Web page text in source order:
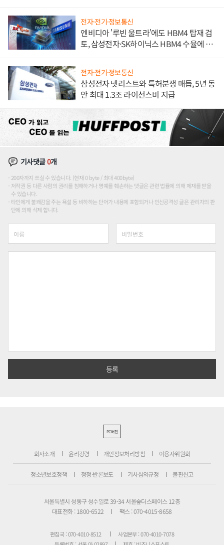
전자·전기·정보통신
엔비디아 '루빈 울트라'에도 HBM4 탑재 검
토, 삼성전자·SK하이닉스 HBM4 수율에 주
전자·전기·정보통신
삼성전자 넷리스트와 특허분쟁 매듭, 5년 동
안 최대 1.3조 라이선스비 지급
기사댓글0개
200자까지 쓰실 수 있습니다. (현재 0 byte / 최대 400byte)
저작권 등 다른 사람의 권리를 침해하거나 명예를 훼손하는 댓글은 관련 법률에 의해 제재를 받을
수 있습니다.
타인에게 불쾌감을 주는 욕설 등 비하하는 단어가 내용에 포함되거나 인신공격성 글은 관리자의 판
단에 의해 삭제 합니다.
PC버전
회사소개 윤리강령 개인정보처리방침 이용자위원회
청소년보호정책 정정·반론보도 기사심의규정 불편신고
서울특별시 성동구 성수일로 39-34 서울숲더스페이스 12층
대표전화 : 1800-6522
팩스 : 070-4015-8658
편집국 : 070-4010-8512
사업본부 : 070-4010-7078